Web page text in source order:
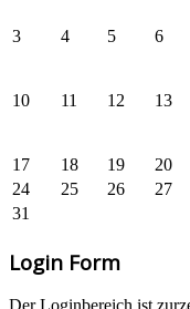
3
4 5 6
10 11 12 13
17 18 19 20
24
25 26 27
31
Login Form